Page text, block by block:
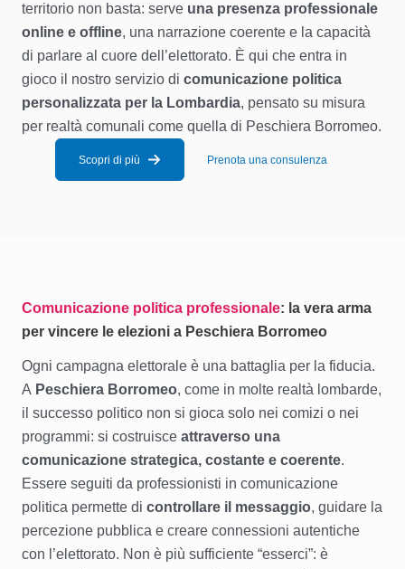
territorio non basta: serve una presenza professionale
online e offline, una narrazione coerente e la capacità
di parlare al cuore dell’elettorato. È qui che entra in
gioco il nostro servizio di comunicazione politica
personalizzata per la Lombardia, pensato su misura
per realtà comunali come quella di Peschiera Borromeo.
Scopri di più Prenota una consulenza
Comunicazione politica professionale: la vera arma
per vincere le elezioni a Peschiera Borromeo
Ogni campagna elettorale è una battaglia per la fiducia.
A Peschiera Borromeo, come in molte realtà lombarde,
il successo politico non si gioca solo nei comizi o nei
programmi: si costruisce attraverso una
comunicazione strategica, costante e coerente.
Essere seguiti da professionisti in comunicazione
politica permette di controllare il messaggio, guidare la
percezione pubblica e creare connessioni autentiche
con l’elettorato. Non è più sufficiente “esserci”: è